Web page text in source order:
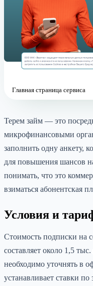
Главная страница сервиса
Терем займ — это
микрофинансовыми
заполнить одну анкету,
для повышения шансов
понимать, что это
взиматься абонентская
Условия и
Стоимость подписки на
составляет около 1,5
необходимо уточнять в
устанавливает ставки